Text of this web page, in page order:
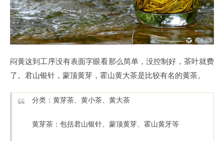
闷黄这到工序没有表面字眼看那么简单，没控制好，茶叶就费
了。君山银针，蒙顶黄芽，霍山黄大茶是比较有名的黄茶。
分类：黄芽茶、黄小茶、黄大茶
黄芽茶：包括君山银针、蒙顶黄芽、霍山黄牙等